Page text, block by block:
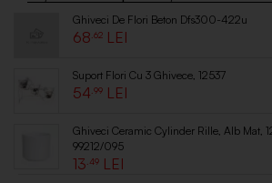
Ghiveci De Flori Beton Dfs300-422u
68 .62
Suport Flori Cu 3 Ghivece, 12537
54 .99
Ghiveci Ceramic Cylinder Rille, Alb Mat,
99212/095
13 .49